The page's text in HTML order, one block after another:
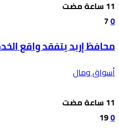
0
7
محافظ إربد يتفقد واقع
أسواق ومال
0
19